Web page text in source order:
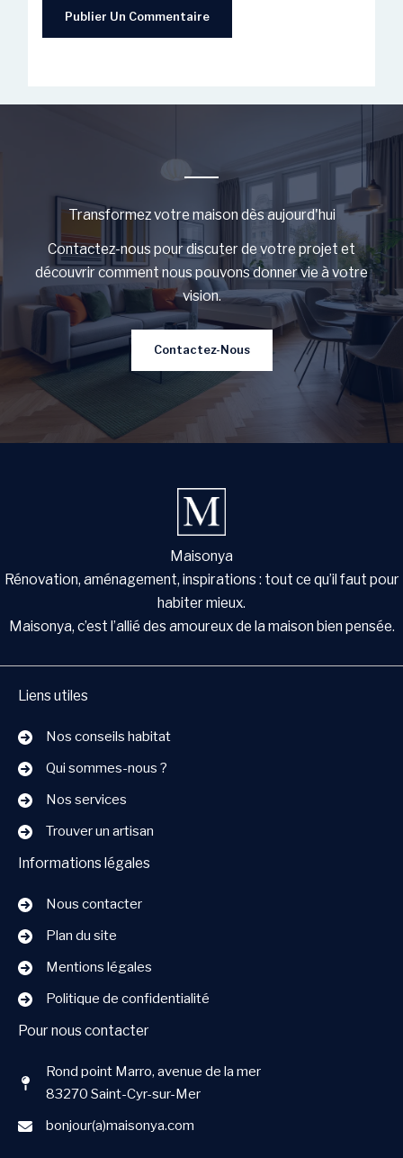
Transformez votre maison dès aujourd'hui
Contactez-nous pour discuter de votre projet et
découvrir comment nous pouvons donner vie à votre
vision.
Contactez-Nous
Maisonya
Rénovation, aménagement, inspirations : tout ce qu’il faut pour
habiter mieux.
Maisonya, c’est l’allié des amoureux de la maison bien pensée.
Liens utiles
Nos conseils habitat
Qui sommes-nous ?
Nos services
Trouver un artisan
Informations légales
Nous contacter
Plan du site
Mentions légales
Politique de confidentialité
Pour nous contacter
Rond point Marro, avenue de la mer
83270 Saint-Cyr-sur-Mer
bonjour(a)maisonya.com